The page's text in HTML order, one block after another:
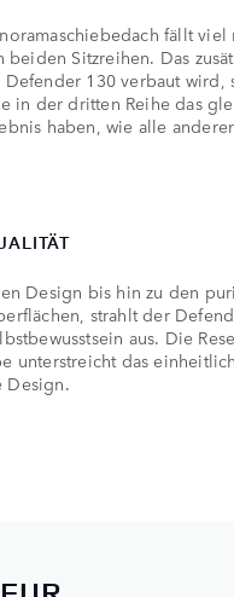
fällt
beiden Sitzreihen. Das
130 verbaut wird,
in der dritten Reihe das
haben, wie alle
Design bis hin zu den
strahlt der
aus. Die
unterstreicht das
Design.